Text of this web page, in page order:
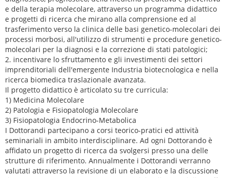
e della terapia molecolare, attraverso un programma didattico
e progetti di ricerca che mirano alla comprensione ed al
trasferimento verso la clinica delle basi genetico-molecolari dei
processi morbosi, all'utilizzo di strumenti e procedure genetico-
molecolari per la diagnosi e la correzione di stati patologici;
2. incentivare lo sfruttamento e gli investimenti dei settori
imprenditoriali dell'emergente Industria biotecnologica e nella
ricerca biomedica traslazionale avanzata.
Il progetto didattico è articolato su tre curricula:
1) Medicina Molecolare
2) Patologia e Fisiopatologia Molecolare
3) Fisiopatologia Endocrino-Metabolica
I Dottorandi partecipano a corsi teorico-pratici ed attività
seminariali in ambito interdisciplinare. Ad ogni Dottorando è
affidato un progetto di ricerca da svolgersi presso una delle
strutture di riferimento. Annualmente i Dottorandi verranno
valutati attraverso la revisione di un elaborato e la discussione